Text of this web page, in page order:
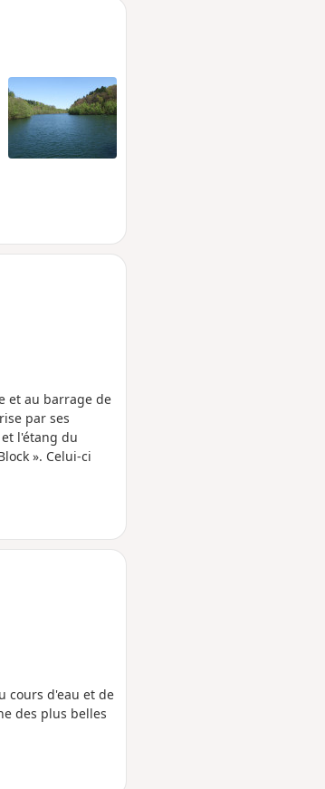
et au barrage de
par ses
l'étang du
». Celui-ci
cours d'eau et de
des plus belles